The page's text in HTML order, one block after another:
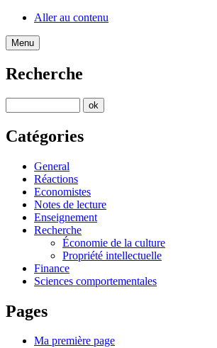
Aller au contenu
Menu
Recherche
Catégories
General
Réactions
Economistes
Notes de lecture
Enseignement
Recherche
Économie de la culture
Propriété intellectuelle
Finance
Sciences comportementales
Pages
Ma première page